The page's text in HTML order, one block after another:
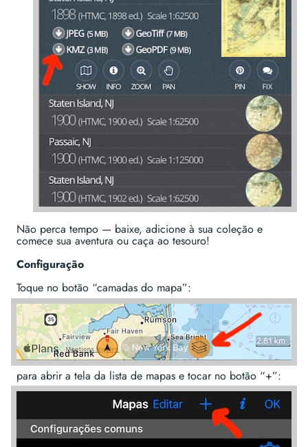
Não perca tempo — baixe, adicione à sua coleção e
comece sua aventura ou caça ao tesouro!
Configuração
Toque no botão “camadas do mapa”:
para abrir a tela da lista de mapas e tocar no botão “+”: